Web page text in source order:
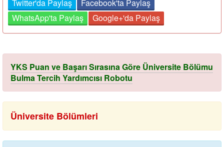
Twitter'da Paylaş
Facebook'ta Paylaş
WhatsApp'ta Paylaş
Google+'da Paylaş
YKS Puan ve Başarı Sırasına Göre Üniversite Bölümu
Bulma Tercih Yardımcısı Robotu
Üniversite Bölümleri